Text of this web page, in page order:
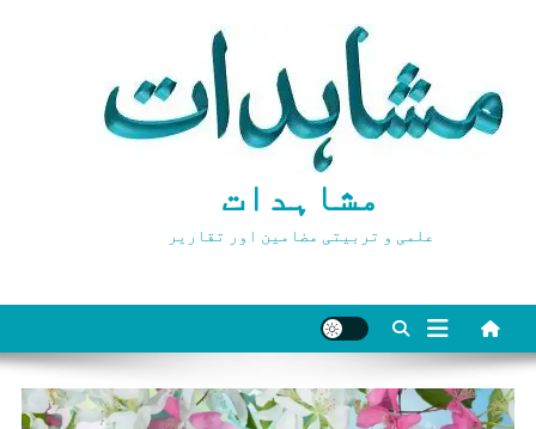
مشاہدات
علمی و تربیتی مضامین اور تقاریر